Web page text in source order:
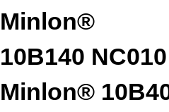
Minlon®
10B140 NC010
Minlon®